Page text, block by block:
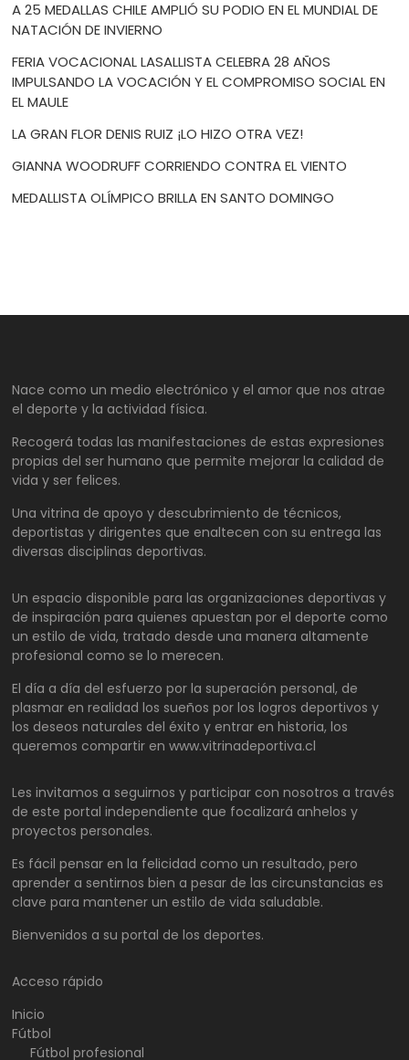
A 25 MEDALLAS CHILE AMPLIÓ SU PODIO EN EL MUNDIAL DE
NATACIÓN DE INVIERNO
FERIA VOCACIONAL LASALLISTA CELEBRA 28 AÑOS
IMPULSANDO LA VOCACIÓN Y EL COMPROMISO SOCIAL EN
EL MAULE
LA GRAN FLOR DENIS RUIZ ¡LO HIZO OTRA VEZ!
GIANNA WOODRUFF CORRIENDO CONTRA EL VIENTO
MEDALLISTA OLÍMPICO BRILLA EN SANTO DOMINGO
Nace como un medio electrónico y el amor que nos atrae
el deporte y la actividad física.
Recogerá todas las manifestaciones de estas expresiones
propias del ser humano que permite mejorar la calidad de
vida y ser felices.
Una vitrina de apoyo y descubrimiento de técnicos,
deportistas y dirigentes que enaltecen con su entrega las
diversas disciplinas deportivas.
Un espacio disponible para las organizaciones deportivas y
de inspiración para quienes apuestan por el deporte como
un estilo de vida, tratado desde una manera altamente
profesional como se lo merecen.
El día a día del esfuerzo por la superación personal, de
plasmar en realidad los sueños por los logros deportivos y
los deseos naturales del éxito y entrar en historia, los
queremos compartir en www.vitrinadeportiva.cl
Les invitamos a seguirnos y participar con nosotros a través
de este portal independiente que focalizará anhelos y
proyectos personales.
Es fácil pensar en la felicidad como un resultado, pero
aprender a sentirnos bien a pesar de las circunstancias es
clave para mantener un estilo de vida saludable.
Bienvenidos a su portal de los deportes.
Acceso rápido
Inicio
Fútbol
Fútbol profesional